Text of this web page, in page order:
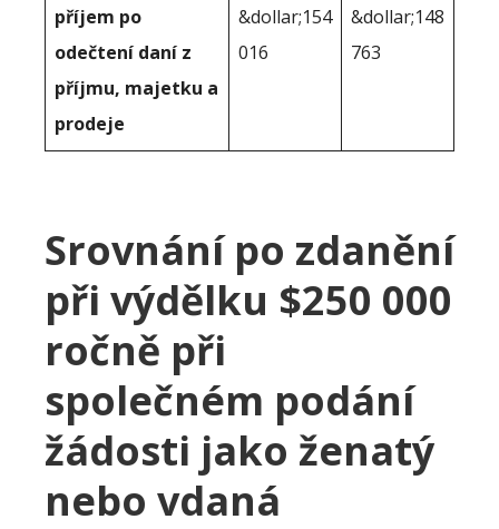
příjem po
odečtení daní z
příjmu, majetku a
prodeje
&dollar;154
016
&dollar;148
763
Srovnání po zdanění
při výdělku $250 000
ročně při
společném podání
žádosti jako ženatý
nebo vdaná